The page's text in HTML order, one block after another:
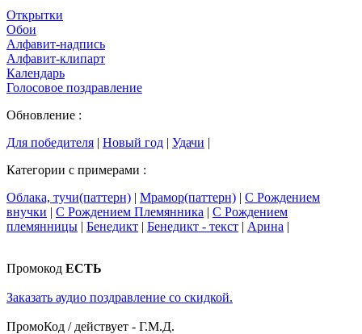
Открытки
Обои
Алфавит-надпись
Алфавит-клипарт
Календарь
Голосовое поздравление
Обновление :
Для победителя | Новый год | Удачи |
Категории с примерами :
Облака, тучи(паттерн) | Мрамор(паттерн) | С Рождением
внучки | С Рождением Племянника | С Рождением
племянницы | Бенедикт | Бенедикт - текст | Арина |
Промокод ЕСТЬ
Заказать аудио поздравление со скидкой.
ПромоКод / действует - Г.М.Д.